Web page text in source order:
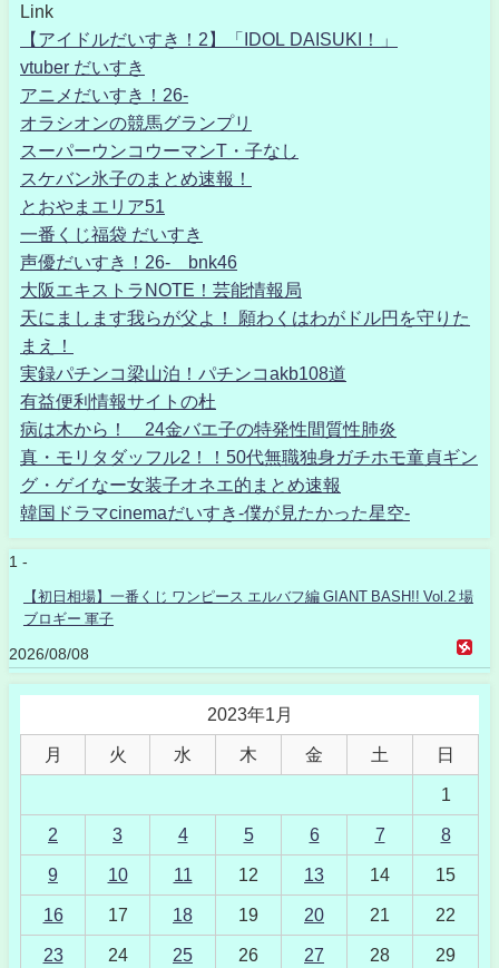
Link
【アイドルだいすき！2】「IDOL DAISUKI！」
vtuber だいすき
アニメだいすき！26-
オラシオンの競馬グランプリ
スーパーウンコウーマンT・子なし
スケバン氷子のまとめ速報！
とおやまエリア51
一番くじ福袋 だいすき
声優だいすき！26- bnk46
大阪エキストラNOTE！芸能情報局
天にまします我らが父よ！ 願わくはわがドル円を守りた
まえ！
実録パチンコ梁山泊！パチンコakb108道
有益便利情報サイトの杜
病は木から！ 24金バエ子の特発性間質性肺炎
真・モリタダッフル2！！50代無職独身ガチホモ童貞ギン
グ・ゲイなー女装子オネエ的まとめ速報
韓国ドラマcinemaだいすき-僕が見たかった星空-
1 -
【初日相場】一番くじ ワンピース エルバフ編 GIANT BASH!! Vol.2 場
ブロギー 軍子
2026/08/08
2023年1月
月 火 水 木 金 土 日
1
2 3 4 5 6 7 8
9 10 11 12 13 14 15
16 17 18 19 20 21 22
23 24 25 26 27 28 29